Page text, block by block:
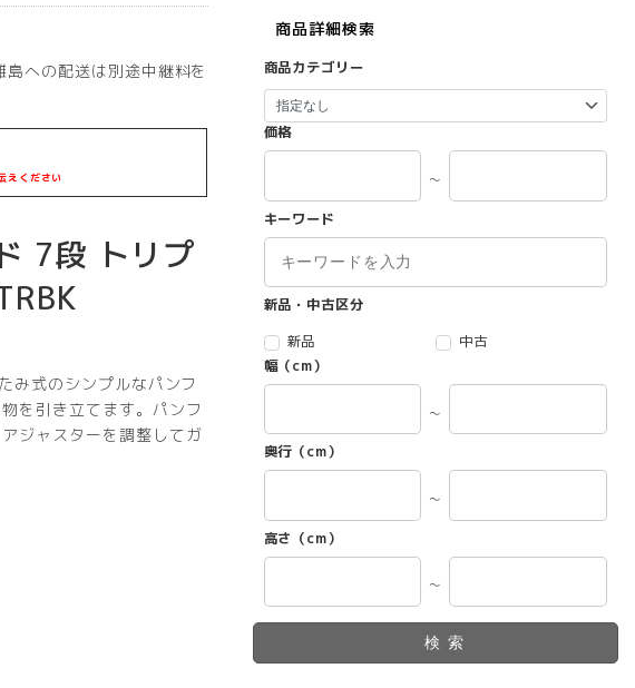
への配送は別途中継料を
えください
7段 トリプ
み式のシンプルなパンフ
を引き立てます。パンフ
ジャスターを調整してガ
商品詳細検索
商品カテゴリー
価格
～
キーワード
新品・中古区分
新品
中古
幅（cm）
～
奥行（cm）
～
高さ（cm）
～
検索